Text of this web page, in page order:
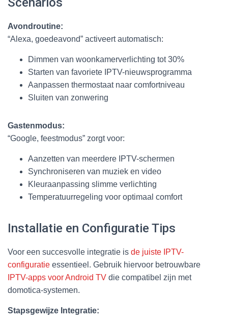
Avondroutine:
“Alexa, goedeavond” activeert automatisch:
Dimmen van woonkamerverlichting tot 30%
Starten van favoriete IPTV-nieuwsprogramma
Aanpassen thermostaat naar comfortniveau
Sluiten van zonwering
Gastenmodus:
“Google, feestmodus” zorgt voor:
Aanzetten van meerdere IPTV-schermen
Synchroniseren van muziek en video
Kleuraanpassing slimme verlichting
Temperatuurregeling voor optimaal comfort
Installatie en Configuratie Tips
Voor een succesvolle integratie is de juiste IPTV-
configuratie essentieel. Gebruik hiervoor betrouwbare
IPTV-apps voor Android TV die compatibel zijn met
domotica-systemen.
Stapsgewijze Integratie: